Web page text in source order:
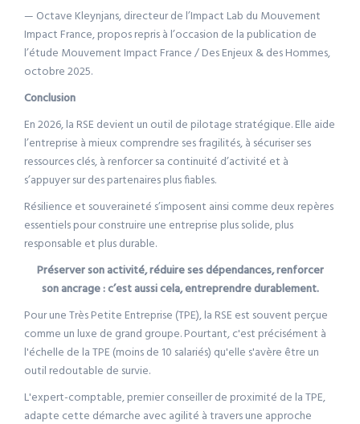
— Octave Kleynjans, directeur de l’Impact Lab du Mouvement
Impact France, propos repris à l’occasion de la publication de
l’étude Mouvement Impact France / Des Enjeux & des Hommes,
octobre 2025.
Conclusion
En 2026, la RSE devient un outil de pilotage stratégique. Elle aide
l’entreprise à mieux comprendre ses fragilités, à sécuriser ses
ressources clés, à renforcer sa continuité d’activité et à
s’appuyer sur des partenaires plus fiables.
Résilience et souveraineté s’imposent ainsi comme deux repères
essentiels pour construire une entreprise plus solide, plus
responsable et plus durable.
Préserver son activité, réduire ses dépendances, renforcer
son ancrage : c’est aussi cela, entreprendre durablement.
Pour une Très Petite Entreprise (TPE), la RSE est souvent perçue
comme un luxe de grand groupe. Pourtant, c'est précisément à
l'échelle de la TPE (moins de 10 salariés) qu'elle s'avère être un
outil redoutable de survie.
L'expert-comptable, premier conseiller de proximité de la TPE,
adapte cette démarche avec agilité à travers une approche